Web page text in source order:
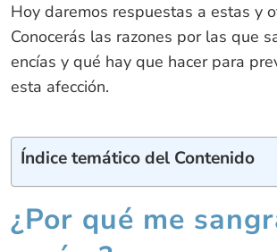
Hoy daremos respuestas a estas y
Conocerás las razones por las que
encías y qué hay que hacer para
esta afección.
Índice temático del Contenido
¿Por qué me